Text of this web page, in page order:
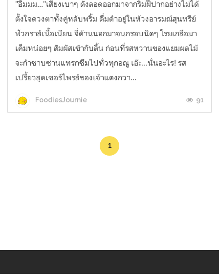
"อืมมม..."เสียงเบาๆ ดังลอดออกมาจากริมฝีปากอย่างไม่ได้
ตั้งใจดวงตาทั้งคู่หลับพริ้ม ดื่มดำอยู่ในห้วงอารมณ์สุนทรีย์
ฟัวกราส์เนื้อเนียน จี่ด้านนอกมาจนกรอบนิดๆ โรยเกลือมา
เค็มหน่อยๆ สัมผัสเข้ากับลิ้น ก่อนที่รสหวานของแยมผลไม้
จะกำซาบซ่านแทรกซึมไปทั่วทุกอณู เอ๊ะ...นั่นอะไร! รส
เปรี้ยวสุดเซอร์ไพรส์ของเจ้าแตงกวา...
FoodiesJournie 91
1